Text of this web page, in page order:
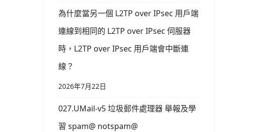
為什麼當另一個 L2TP over IPsec 用戶端
連線到相同的 L2TP over IPsec 伺服器
時，L2TP over IPsec 用戶端會中斷連
線？
2026年7月22日
027.UMail-v5 垃圾郵件處理器 舉報及學
習 spam@ notspam@